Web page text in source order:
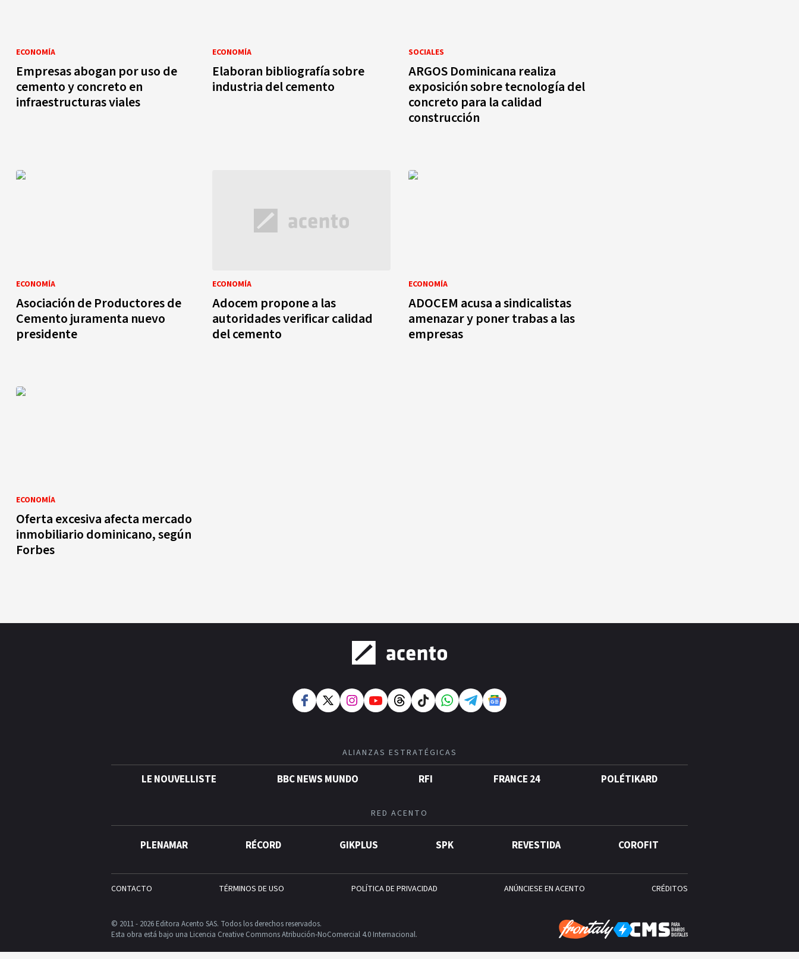
ECONOMÍA
Empresas abogan por uso de
cemento y concreto en
infraestructuras viales
ECONOMÍA
Elaboran bibliografía sobre
industria del cemento
SOCIALES
ARGOS Dominicana realiza
exposición sobre tecnología del
concreto para la calidad
construcción
ECONOMÍA
Asociación de Productores de
Cemento juramenta nuevo
presidente
ECONOMÍA
Adocem propone a las
autoridades verificar calidad
del cemento
ECONOMÍA
ADOCEM acusa a sindicalistas
amenazar y poner trabas a las
empresas
ECONOMÍA
Oferta excesiva afecta mercado
inmobiliario dominicano, según
Forbes
ALIANZAS ESTRATÉGICAS
LE NOUVELLISTE BBC NEWS MUNDO RFI FRANCE 24 POLÉTIKARD
RED ACENTO
PLENAMAR RÉCORD GIKPLUS SPK REVESTIDA COROFIT
CONTACTO TÉRMINOS DE USO POLÍTICA DE PRIVACIDAD ANÚNCIESE EN ACENTO CRÉDITOS
© 2011 - 2026 Editora Acento SAS. Todos los derechos reservados.
Esta obra está bajo una Licencia Creative Commons Atribución-NoComercial 4.0 Internacional.